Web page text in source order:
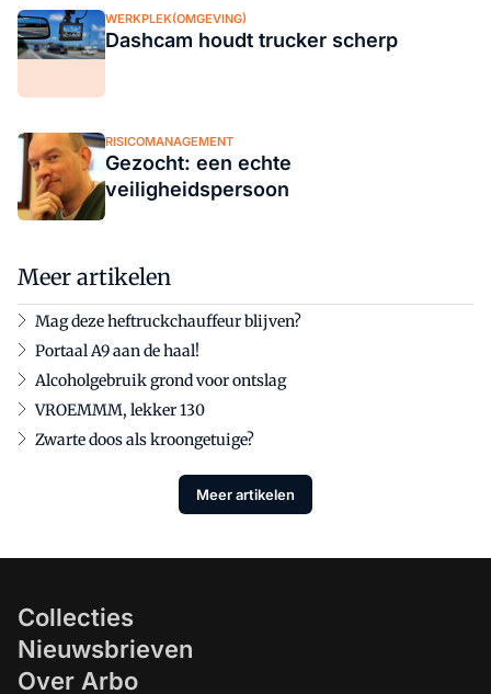
WERKPLEK(OMGEVING)
Dashcam houdt trucker scherp
RISICOMANAGEMENT
Gezocht: een echte
veiligheidspersoon
Meer artikelen
Mag deze heftruckchauffeur blijven?
Portaal A9 aan de haal!
Alcoholgebruik grond voor ontslag
VROEMMM, lekker 130
Zwarte doos als kroongetuige?
Meer artikelen
Collecties
Nieuwsbrieven
Over Arbo